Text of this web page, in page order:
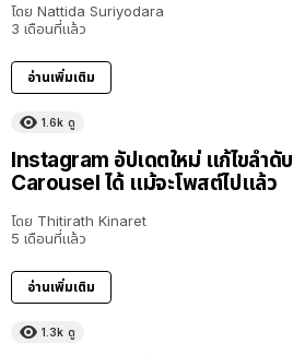
โดย Nattida Suriyodara
3 เดือนที่แล้ว
อ่านเพิ่มเติม
1.6k ดู
Instagram อัปเดตใหม่ แก้ไขลำดั
Carousel ได้ แม้จะโพสต์ไปแล้ว
โดย Thitirath Kinaret
5 เดือนที่แล้ว
อ่านเพิ่มเติม
1.3k ดู